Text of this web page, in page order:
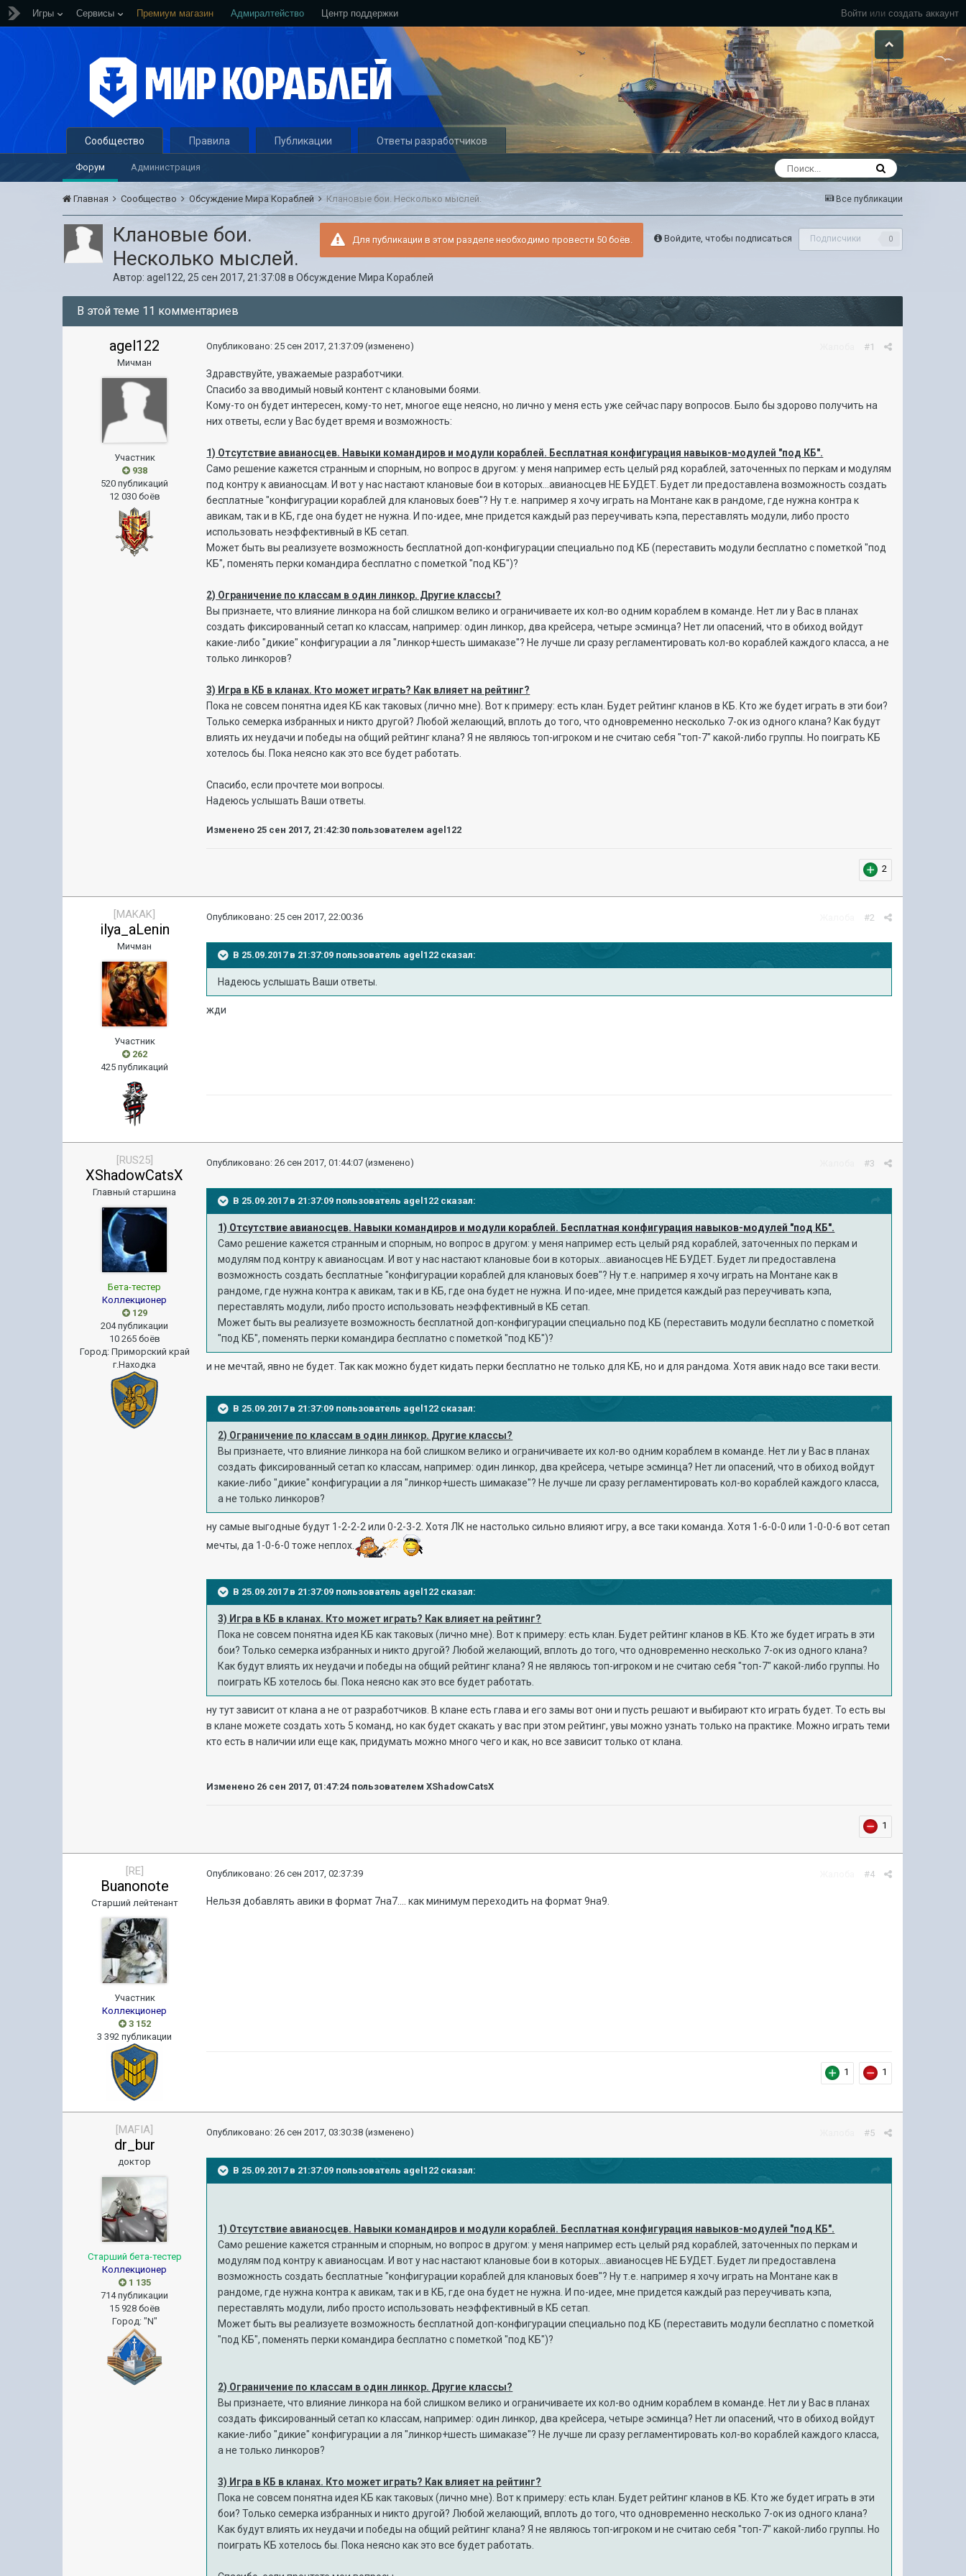
Войти или создать аккаунт
Игры Сервисы Премиум магазин Адмиралтейство Центр поддержки
Сообщество
Форум Администрация
Правила Публикации Ответы разработчиков
Все публикации
Главная Сообщество Обсуждение Мира Кораблей Клановые бои. Несколько мыслей.
Войдите, чтобы подписаться Подписчики 0
Для публикации в этом разделе необходимо провести 50 боёв.
Клановые бои.
Несколько мыслей.
Автор:agel122, 25 сен 2017, 21:37:08 вОбсуждение Мира Кораблей
В этой теме 11 комментариев
agel122
Мичман
Участник
938
520 публикаций
12 030 боёв
#1
Опубликовано:25 сен 2017, 21:37:09 (изменено)
Здравствуйте, уважаемые разработчики.
Спасибо за вводимый новый контент с клановыми боями.
Кому-то он будет интересен, кому-то нет, многое еще неясно, но лично у меня есть уже сейчас пару вопросов. Было бы здорово получить на
них ответы, если у Вас будет время и возможность:
1) Отсутствие авианосцев. Навыки командиров и модули кораблей. Бесплатная конфигурация навыков-модулей "под КБ".
Само решение кажется странным и спорным, но вопрос в другом: у меня например есть целый ряд кораблей, заточенных по перкам и модулям
под контру к авианосцам. И вот у нас настают клановые бои в которых...авианосцев НЕ БУДЕТ. Будет ли предоставлена возможность создать
бесплатные "конфигурации кораблей для клановых боев"? Ну т.е. например я хочу играть на Монтане как в рандоме, где нужна контра к
авикам, так и в КБ, где она будет не нужна. И по-идее, мне придется каждый раз переучивать кэпа, переставлять модули, либо просто
использовать неэффективный в КБ сетап.
Может быть вы реализуете возможность бесплатной доп-конфигурации специально под КБ (переставить модули бесплатно с пометкой "под
КБ", поменять перки командира бесплатно с пометкой "под КБ")?
2) Ограничение по классам в один линкор. Другие классы?
Вы признаете, что влияние линкора на бой слишком велико и ограничиваете их кол-во одним кораблем в команде. Нет ли у Вас в планах
создать фиксированный сетап ко классам, например: один линкор, два крейсера, четыре эсминца? Нет ли опасений, что в обиход войдут
какие-либо "дикие" конфигурации а ля "линкор+шесть шимаказе"? Не лучше ли сразу регламентировать кол-во кораблей каждого класса, а не
только линкоров?
3) Игра в КБ в кланах. Кто может играть? Как влияет на рейтинг?
Пока не совсем понятна идея КБ как таковых (лично мне). Вот к примеру: есть клан. Будет рейтинг кланов в КБ. Кто же будет играть в эти бои?
Только семерка избранных и никто другой? Любой желающий, вплоть до того, что одновременно несколько 7-ок из одного клана? Как будут
влиять их неудачи и победы на общий рейтинг клана? Я не являюсь топ-игроком и не считаю себя "топ-7" какой-либо группы. Но поиграть КБ
хотелось бы. Пока неясно как это все будет работать.
Спасибо, если прочтете мои вопросы.
Надеюсь услышать Ваши ответы.
Изменено 25 сен 2017, 21:42:30 пользователем agel122
2
[MAKAK]
ilya_aLenin
Мичман
Участник
262
425 публикаций
#2
Опубликовано:25 сен 2017, 22:00:36
В 25.09.2017 в 21:37:09 пользователь agel122 сказал:
Надеюсь услышать Ваши ответы.
жди
[RUS25]
XShadowCatsX
Главный старшина
Бета-тестер
Коллекционер
129
204 публикации
10 265 боёв
Город: Приморский край
г.Находка
#3
Опубликовано:26 сен 2017, 01:44:07 (изменено)
В 25.09.2017 в 21:37:09 пользователь agel122 сказал:
1) Отсутствие авианосцев. Навыки командиров и модули кораблей. Бесплатная конфигурация навыков-модулей "под КБ".
Само решение кажется странным и спорным, но вопрос в другом: у меня например есть целый ряд кораблей, заточенных по перкам и
модулям под контру к авианосцам. И вот у нас настают клановые бои в которых...авианосцев НЕ БУДЕТ. Будет ли предоставлена
возможность создать бесплатные "конфигурации кораблей для клановых боев"? Ну т.е. например я хочу играть на Монтане как в
рандоме, где нужна контра к авикам, так и в КБ, где она будет не нужна. И по-идее, мне придется каждый раз переучивать кэпа,
переставлять модули, либо просто использовать неэффективный в КБ сетап.
Может быть вы реализуете возможность бесплатной доп-конфигурации специально под КБ (переставить модули бесплатно с пометкой
"под КБ", поменять перки командира бесплатно с пометкой "под КБ")?
и не мечтай, явно не будет. Так как можно будет кидать перки бесплатно не только для КБ, но и для рандома. Хотя авик надо все таки вести.
В 25.09.2017 в 21:37:09 пользователь agel122 сказал:
2) Ограничение по классам в один линкор. Другие классы?
Вы признаете, что влияние линкора на бой слишком велико и ограничиваете их кол-во одним кораблем в команде. Нет ли у Вас в планах
создать фиксированный сетап ко классам, например: один линкор, два крейсера, четыре эсминца? Нет ли опасений, что в обиход войдут
какие-либо "дикие" конфигурации а ля "линкор+шесть шимаказе"? Не лучше ли сразу регламентировать кол-во кораблей каждого класса,
а не только линкоров?
ну самые выгодные будут 1-2-2-2 или 0-2-3-2. Хотя ЛК не настолько сильно влияют игру, а все таки команда. Хотя 1-6-0-0 или 1-0-0-6 вот сетап
мечты, да 1-0-6-0 тоже неплох.
В 25.09.2017 в 21:37:09 пользователь agel122 сказал:
3) Игра в КБ в кланах. Кто может играть? Как влияет на рейтинг?
Пока не совсем понятна идея КБ как таковых (лично мне). Вот к примеру: есть клан. Будет рейтинг кланов в КБ. Кто же будет играть в эти
бои? Только семерка избранных и никто другой? Любой желающий, вплоть до того, что одновременно несколько 7-ок из одного клана?
Как будут влиять их неудачи и победы на общий рейтинг клана? Я не являюсь топ-игроком и не считаю себя "топ-7" какой-либо группы. Но
поиграть КБ хотелось бы. Пока неясно как это все будет работать.
ну тут зависит от клана а не от разработчиков. В клане есть глава и его замы вот они и пусть решают и выбирают кто играть будет. То есть вы
в клане можете создать хоть 5 команд, но как будет скакать у вас при этом рейтинг, увы можно узнать только на практике. Можно играть теми
кто есть в наличии или еще как, придумать можно много чего и как, но все зависит только от клана.
Изменено 26 сен 2017, 01:47:24 пользователем XShadowCatsX
1
[RE]
Buanonote
Старший лейтенант
Участник
Коллекционер
3 152
3 392 публикации
#4
Опубликовано:26 сен 2017, 02:37:39
Нельзя добавлять авики в формат 7на7.... как минимум переходить на формат 9на9.
1 1
[MAFIA]
dr_bur
доктор
Старший бета-тестер
Коллекционер
1 135
714 публикации
15 928 боёв
Город: "N"
#5
Опубликовано:26 сен 2017, 03:30:38 (изменено)
В 25.09.2017 в 21:37:09 пользователь agel122 сказал:
1) Отсутствие авианосцев. Навыки командиров и модули кораблей. Бесплатная конфигурация навыков-модулей "под КБ".
Само решение кажется странным и спорным, но вопрос в другом: у меня например есть целый ряд кораблей, заточенных по перкам и
модулям под контру к авианосцам. И вот у нас настают клановые бои в которых...авианосцев НЕ БУДЕТ. Будет ли предоставлена
возможность создать бесплатные "конфигурации кораблей для клановых боев"? Ну т.е. например я хочу играть на Монтане как в
рандоме, где нужна контра к авикам, так и в КБ, где она будет не нужна. И по-идее, мне придется каждый раз переучивать кэпа,
переставлять модули, либо просто использовать неэффективный в КБ сетап.
Может быть вы реализуете возможность бесплатной доп-конфигурации специально под КБ (переставить модули бесплатно с пометкой
"под КБ", поменять перки командира бесплатно с пометкой "под КБ")?
2) Ограничение по классам в один линкор. Другие классы?
Вы признаете, что влияние линкора на бой слишком велико и ограничиваете их кол-во одним кораблем в команде. Нет ли у Вас в планах
создать фиксированный сетап ко классам, например: один линкор, два крейсера, четыре эсминца? Нет ли опасений, что в обиход войдут
какие-либо "дикие" конфигурации а ля "линкор+шесть шимаказе"? Не лучше ли сразу регламентировать кол-во кораблей каждого класса,
а не только линкоров?
3) Игра в КБ в кланах. Кто может играть? Как влияет на рейтинг?
Пока не совсем понятна идея КБ как таковых (лично мне). Вот к примеру: есть клан. Будет рейтинг кланов в КБ. Кто же будет играть в эти
бои? Только семерка избранных и никто другой? Любой желающий, вплоть до того, что одновременно несколько 7-ок из одного клана?
Как будут влиять их неудачи и победы на общий рейтинг клана? Я не являюсь топ-игроком и не считаю себя "топ-7" какой-либо группы. Но
поиграть КБ хотелось бы. Пока неясно как это все будет работать.